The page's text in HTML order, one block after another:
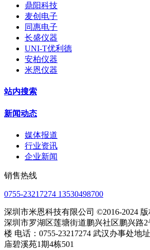
鼎阳科技
麦创电子
同惠电子
长盛仪器
UNI-T优利德
安柏仪器
米恩仪器
站内搜索
新闻动态
媒体报道
行业资讯
企业新闻
销售热线
0755-23217274 13530498700
深圳市米恩科技有限公司 ©2016-2024
深圳市罗湖区莲塘街道鹏兴社区鹏兴路2
楼 电话：0755-23217274 武汉办事处地
庙碧溪苑1期4栋501